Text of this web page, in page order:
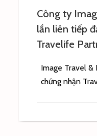
Công ty
lần liên tiếp
Travelife
Image Travel &
chứng nhận